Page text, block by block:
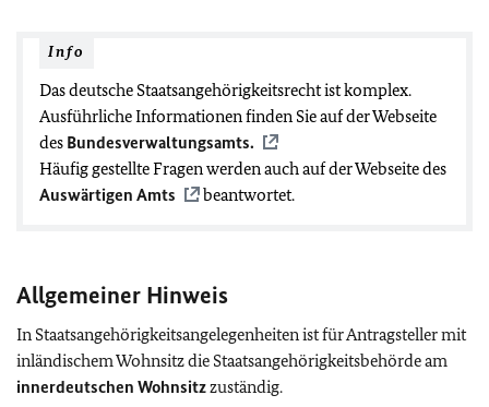
Info
Das deutsche Staatsangehörigkeitsrecht ist komplex.
Ausführliche Informationen finden Sie auf der Webseite
des Bundesverwaltungsamts.
Häufig gestellte Fragen werden auch auf der Webseite des
Auswärtigen Amts
beantwortet.
Allgemeiner Hinweis
In Staatsangehörigkeitsangelegenheiten ist für Antragsteller mit
inländischem Wohnsitz die Staatsangehörigkeitsbehörde am
innerdeutschen Wohnsitzzuständig.